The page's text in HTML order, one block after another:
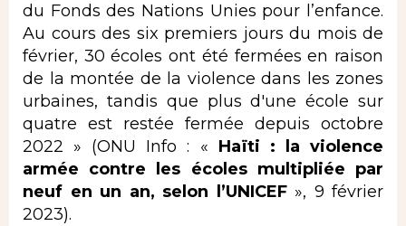
du Fonds des Nations Unies pour l’enfance.
Au cours des six premiers jours du mois de
février, 30 écoles ont été fermées en raison
de la montée de la violence dans les zones
urbaines, tandis que plus d'une école sur
quatre est restée fermée depuis octobre
2022 » (ONU Info : « Haïti : la violence
armée contre les écoles multipliée par
neuf en un an, selon l’UNICEF», 9 février
2023).